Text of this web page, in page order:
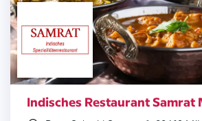
Indisches Restaurant Samrat